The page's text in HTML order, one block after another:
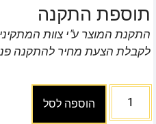
תוספת התקנה
התקנת המוצר ע"י צוות
לקבלת הצעת מחיר להתקנה
הוספה לסל